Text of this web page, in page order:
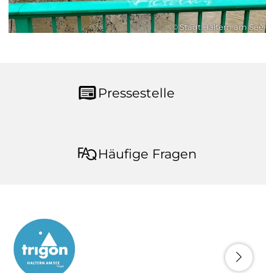
© Stadt Haltern am See
Pressestelle
Häufige Fragen